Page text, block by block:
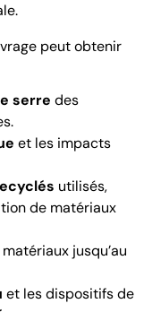
peut obtenir
serre des
et les impacts
utilisés,
de matériaux
jusqu’au
et les dispositifs de